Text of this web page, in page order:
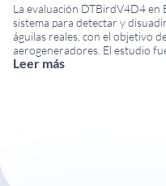
La evaluación DTBirdV4D4 en
sistema para detectar y
águilas reales, con el objetivo
aerogeneradores. El estudio
Associates para el American
Leer más